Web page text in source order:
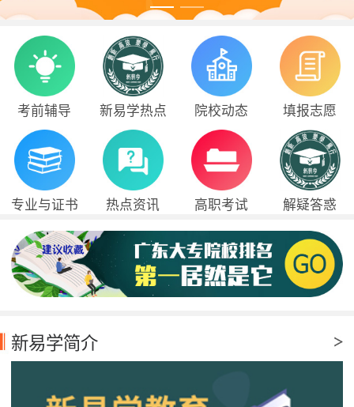
考前辅导 新易学热点 院校动态 填报志愿
专业与证书 热点资讯 高职考试 解疑答惑
新易学简介